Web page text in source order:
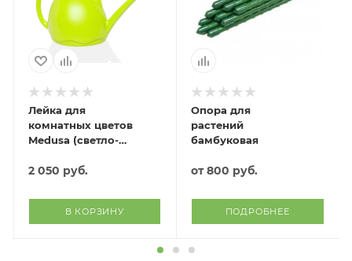
Лейка для
комнатных цветов
Medusa (светло-
2 050 руб.
В КОРЗИНУ
Опора для
растений
бамбуковая
от800 руб.
ПОДРОБНЕЕ